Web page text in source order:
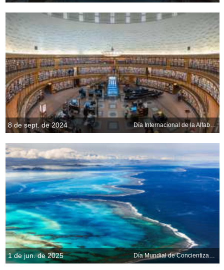
8 de sept. de 2024 Día Internacional de la Alfabetización
1 de jun. de 2025 Día Mundial de Concientización sobre los Arrecifes